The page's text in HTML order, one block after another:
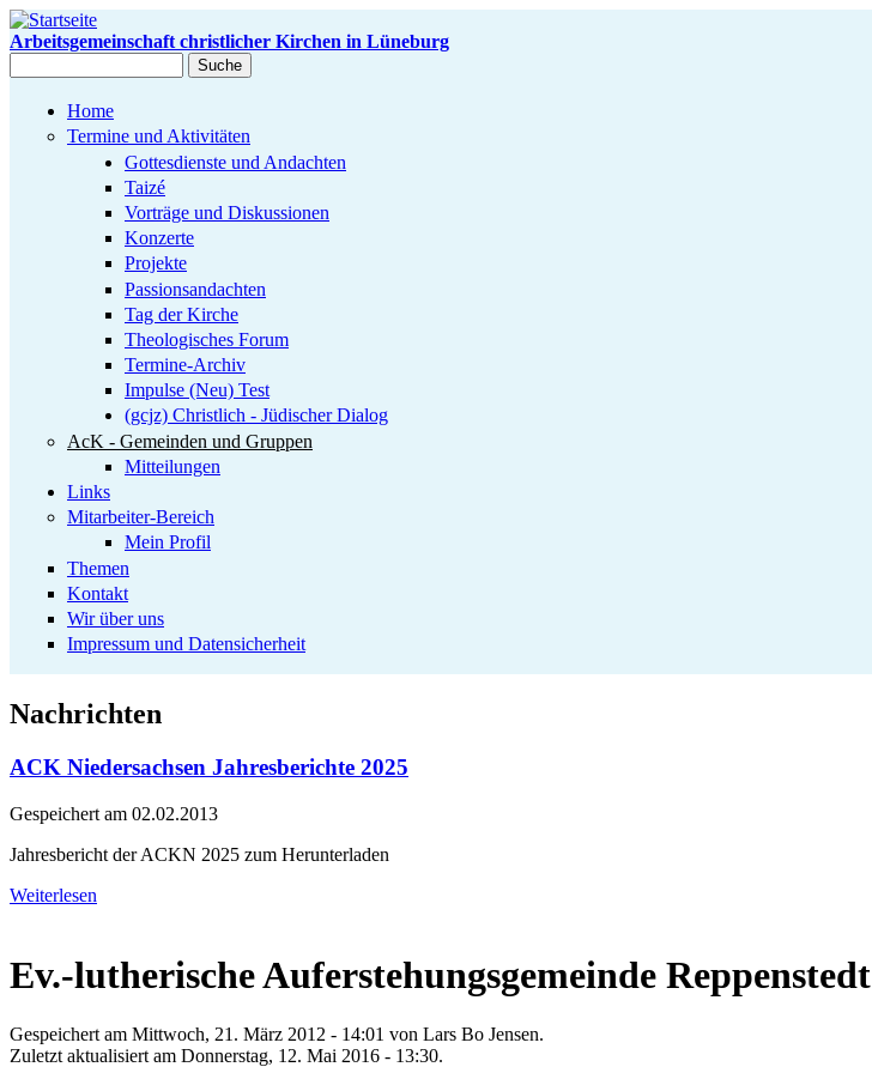
Direkt zum Inhalt
Arbeitsgemeinschaft christlicher Kirchen in Lüneburg
Home
Termine und Aktivitäten
Gottesdienste und Andachten
Taizé
Vorträge und Diskussionen
Konzerte
Projekte
Passionsandachten
Tag der Kirche
Theologisches Forum
Termine-Archiv
Impulse (Neu) Test
(gcjz) Christlich - Jüdischer Dialog
AcK - Gemeinden und Gruppen
Mitteilungen
Links
Mitarbeiter-Bereich
Mein Profil
Themen
Kontakt
Wir über uns
Impressum und Datensicherheit
Nachrichten
ACK Niedersachsen Jahresberichte 2025
Gespeichert am 02.02.2013
Jahresbericht der ACKN 2025 zum Herunterladen
Weiterlesen
Ev.-lutherische Auferstehungsgemeinde Reppenstedt
Gespeichert am Mittwoch, 21. März 2012 - 14:01 von Lars Bo Jensen.
Zuletzt aktualisiert am Donnerstag, 12. Mai 2016 - 13:30.